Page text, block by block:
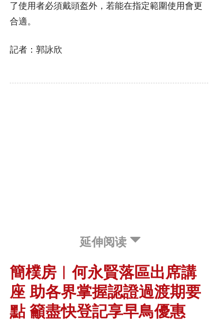
了使用者必須戴頭盔外，若能在指定範圍使用會更
合適。
記者：郭詠欣
延伸阅读
簡樸房︱何永賢落區出席講
座 助各界掌握認證過渡期要
點 籲盡快登記享早鳥優惠